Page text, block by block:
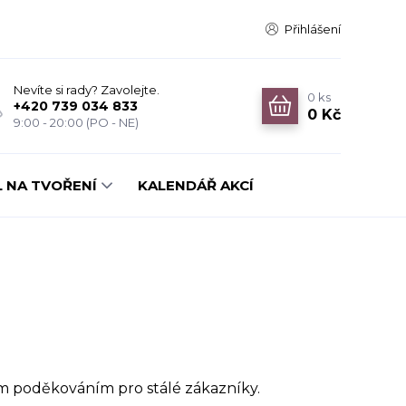
Přihlášení
Nevíte si rady? Zavolejte.
+420 739 034 833
9:00 - 20:00 (PO - NE)
0 ks
0 Kč
NA TVOŘENÍ KALENDÁŘ AKCÍ
poděkováním pro stálé zákazníky.